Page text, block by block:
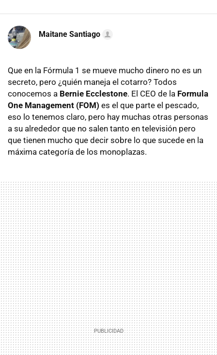
Maitane Santiago
Que en la Fórmula 1 se mueve mucho dinero no es un
secreto, pero ¿quién maneja el cotarro? Todos
conocemos a Bernie Ecclestone. El CEO de la Formula
One Management (FOM) es el que parte el pescado,
eso lo tenemos claro, pero hay muchas otras personas
a su alrededor que no salen tanto en televisión pero
que tienen mucho que decir sobre lo que sucede en la
máxima categoría de los monoplazas.